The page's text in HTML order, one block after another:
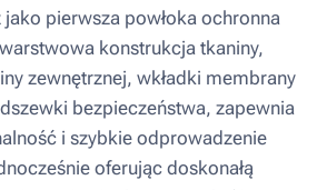
pierwsza powłoka ochronna
konstrukcja tkaniny,
zewnętrznej, wkładki membrany
bezpieczeństwa, zapewnia
i szybkie odprowadzenie
oferując doskonałą